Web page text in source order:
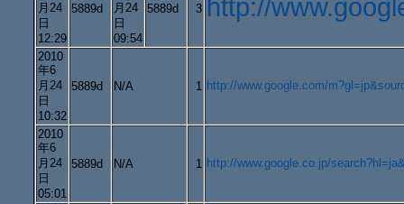
月24
日
12:29
5889d
月24
日
09:54
5889d 3 http://
2010
年6
月24
日
10:32
5889d N/A 1 http://www.google.com/
2010
年6
月24
日
05:01
5889d N/A 1 http://www.google.co.jp/